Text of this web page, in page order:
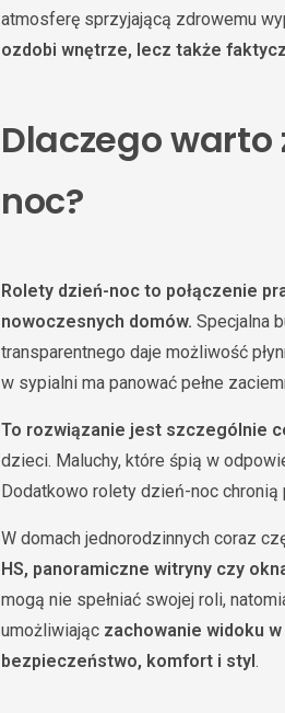
atmosferę sprzyjającą zdrowemu
ozdobi wnętrze, lecz także
Dlaczego
noc?
Rolety dzień-noc to połączenie
nowoczesnych domów. Specjalna
transparentnego daje możliwość
w sypialni ma panować pełne
To rozwiązanie jest szczególnie
dzieci. Maluchy, które śpią w
Dodatkowo rolety dzień-noc
W domach jednorodzinnych coraz
HS, panoramiczne witryny czy
mogą nie spełniać swojej roli,
umożliwiając zachowanie widoku
bezpieczeństwo, komfort i styl.